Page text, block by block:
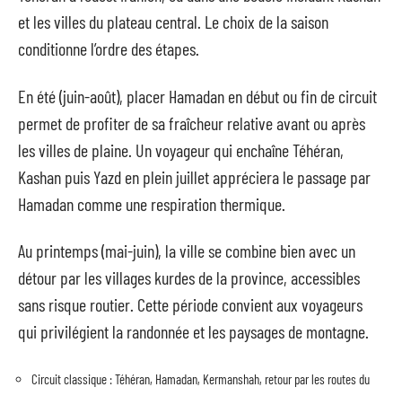
et les villes du plateau central. Le choix de la saison
conditionne l’ordre des étapes.
En été (juin-août), placer Hamadan en début ou fin de circuit
permet de profiter de sa fraîcheur relative avant ou après
les villes de plaine. Un voyageur qui enchaîne Téhéran,
Kashan puis Yazd en plein juillet appréciera le passage par
Hamadan comme une respiration thermique.
Au printemps (mai-juin), la ville se combine bien avec un
détour par les villages kurdes de la province, accessibles
sans risque routier. Cette période convient aux voyageurs
qui privilégient la randonnée et les paysages de montagne.
Circuit classique : Téhéran, Hamadan, Kermanshah, retour par les routes du